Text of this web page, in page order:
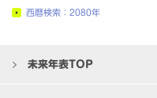
西暦検索：2080年
未来年表TOP